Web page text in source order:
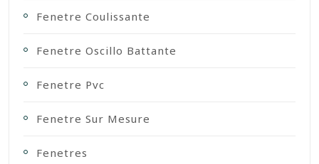
Fenetre Coulissante
Fenetre Oscillo Battante
Fenetre Pvc
Fenetre Sur Mesure
Fenetres